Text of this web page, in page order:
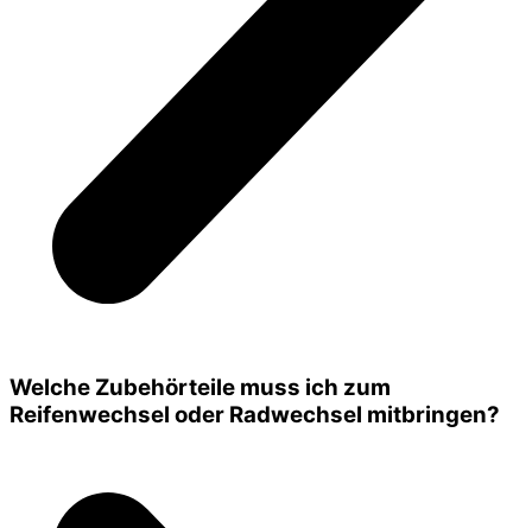
Welche Zubehörteile muss ich zum
Reifenwechsel oder Radwechsel mitbringen?